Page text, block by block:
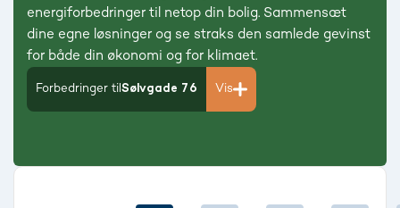
energiforbedringer til netop din bolig. Sammensæt
dine egne løsninger og se straks den samlede gevinst
for både din økonomi og for klimaet.
Forbedringer til Sølvgade 76 Vis